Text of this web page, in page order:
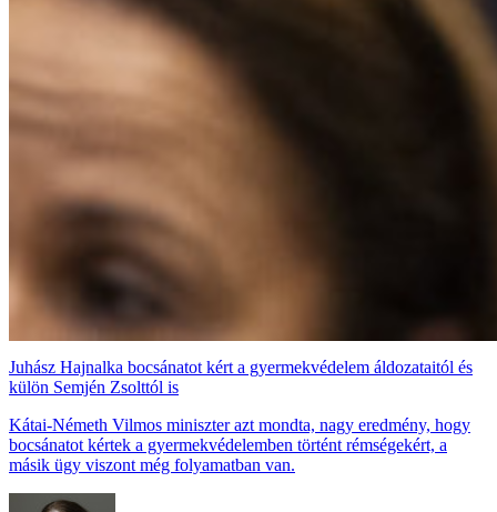
Juhász Hajnalka bocsánatot kért a gyermekvédelem áldozataitól és
külön Semjén Zsolttól is
Kátai-Németh Vilmos miniszter azt mondta, nagy eredmény, hogy
bocsánatot kértek a gyermekvédelemben történt rémségekért, a
másik ügy viszont még folyamatban van.